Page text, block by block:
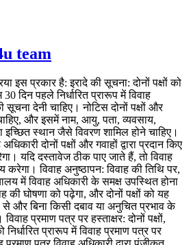
team
इस प्रकार है: इरादे की सूचना: दोनों पक्षों को
दिन पहले निर्धारित प्रारूप में विवाह
सूचना देनी चाहिए। नोटिस दोनों पक्षों और
चाहिए, और इसमें नाम, आयु, पता, व्यवसाय,
इच्छित स्थान जैसे विवरण शामिल होने चाहिए।
दोनों पक्षों और गवाहों द्वारा प्रदान किए
यदि दस्तावेज ठीक पाए जाते हैं, तो विवाह
करेगा। विवाह अनुष्ठापन: विवाह की तिथि पर,
में विवाह अधिकारी के समक्ष उपस्थित होना
की घोषणा को पढ़ेगा, और दोनों पक्षों को यह
से और बिना किसी दबाव या अनुचित प्रभाव के
प्रमाण पत्र पर हस्ताक्षर: दोनों पक्षों,
निर्धारित प्रारूप में विवाह प्रमाण पत्र पर